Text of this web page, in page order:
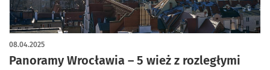
Panoramy Wrocławia – 5 wież z rozległymi
08.04.2025
artykuł z galerią zdjęć